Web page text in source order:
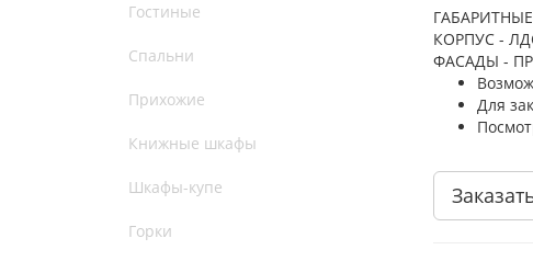
Гостиные
Спальни
Прихожие
Книжные шкафы
Шкафы-купе
Горки
КОРПУС -
ФАСАДЫ -
Для